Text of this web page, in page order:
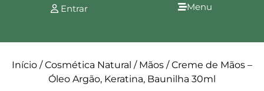
Entrar Menu
Início /Cosmética Natural / Mãos / Creme de Mãos –
Óleo Argão, Keratina, Baunilha 30ml